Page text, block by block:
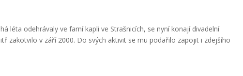
léta odehrávaly ve farní kapli ve Strašnicích, se nyní konají divadelní
zakotvilo v září 2000. Do svých aktivit se mu podařilo zapojit i zdejšího